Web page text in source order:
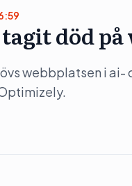
död på
webbplatsen i